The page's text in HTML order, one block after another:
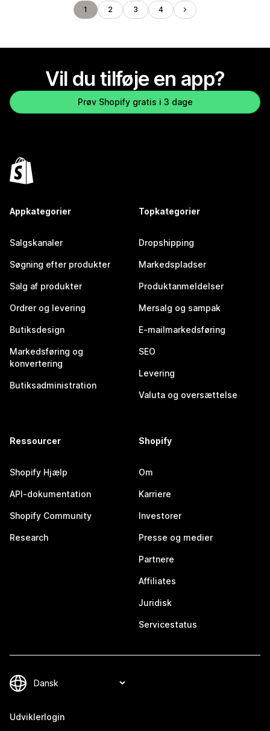
1 2 3 4
Vil du tilføje en app?
Prøv Shopify gratis i 3 dage
Appkategorier
Salgskanaler
Søgning efter produkter
Salg af produkter
Ordrer og levering
Butiksdesign
Markedsføring og
konvertering
Butiksadministration
Topkategorier
Dropshipping
Markedspladser
Produktanmeldelser
Mersalg og sampak
E-mailmarkedsføring
SEO
Levering
Valuta og oversættelse
Ressourcer
Shopify Hjælp
API-dokumentation
Shopify Community
Research
Shopify
Om
Karriere
Investorer
Presse og medier
Partnere
Affiliates
Juridisk
Servicestatus
Udviklerlogin